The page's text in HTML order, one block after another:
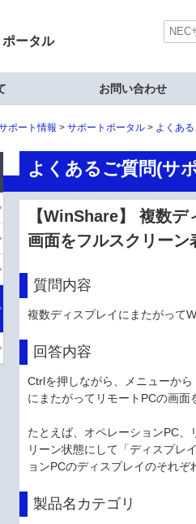
ータル
お問い合わせ
ポート情報 サポートポータル よくあ
よくあるご質問(サ
【WinShare】 複数
画面をフルスクリー
質問内容
複数ディスプレイにまたがって
回答内容
Ctrlを押しながら、メニューか
にまたがってリモートPCの画
たとえば、オペレーションPC
リーン状態にして「ディスプレ
ョンPCのディスプレイのそれ
製品名カテゴリ